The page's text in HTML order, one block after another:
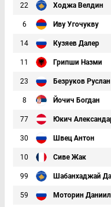
22 Ходжа Велдин
6 Иву Угочукву
14 Кузяев Далер
11 Грипши Назми
23 Безруков Руслан
8 Йочич Богдан
77 Юкич
30 Швец Антон
10 Сиве Жак
99 Шабанхаджай
59 Моторин Даниил